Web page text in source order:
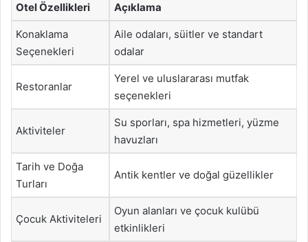
Otel Özellikleri Açıklama
Konaklama
Seçenekleri
Aile odaları, süitler ve standart
odalar
Restoranlar
Yerel ve uluslararası mutfak
seçenekleri
Aktiviteler
Su sporları, spa hizmetleri, yüzme
havuzları
Tarih ve Doğa
Turları
Antik kentler ve doğal güzellikler
Çocuk Aktiviteleri
Oyun alanları ve çocuk kulübü
etkinlikleri